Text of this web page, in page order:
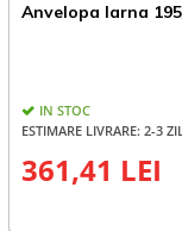
Anvelopa Iarna
IN STOC
ESTIMARE LIVRARE: 2-3
361,41 LEI